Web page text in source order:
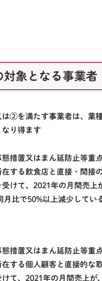
対象となる事業者
②を満たす事業者は、業
り得ます
措置又はまん延防止等重
する飲食店と直接・間接
受けて、2021年の月間売上
月比で50%以上減少してい
措置又はまん延防止等重
する個人顧客と直接的な
けて、2021年の月間売上が